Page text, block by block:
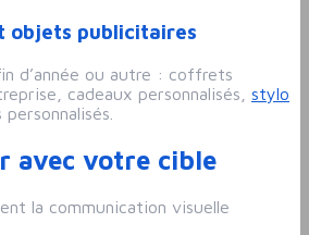
objets publicitaires
d’année ou autre : coffrets
cadeaux personnalisés, stylo
avec votre cible
la communication visuelle